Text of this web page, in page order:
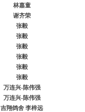
林嘉童
谢齐荣
张毅
张毅
张毅
张毅
张毅
张毅
万连兴-陈伟强
万连兴-陈伟强
吉翔鸽舍 李梓远